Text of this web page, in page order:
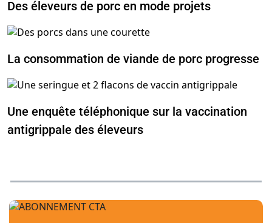
Des éleveurs de porc en mode projets
La consommation de viande de porc progresse
Une enquête téléphonique sur la vaccination
antigrippale des éleveurs